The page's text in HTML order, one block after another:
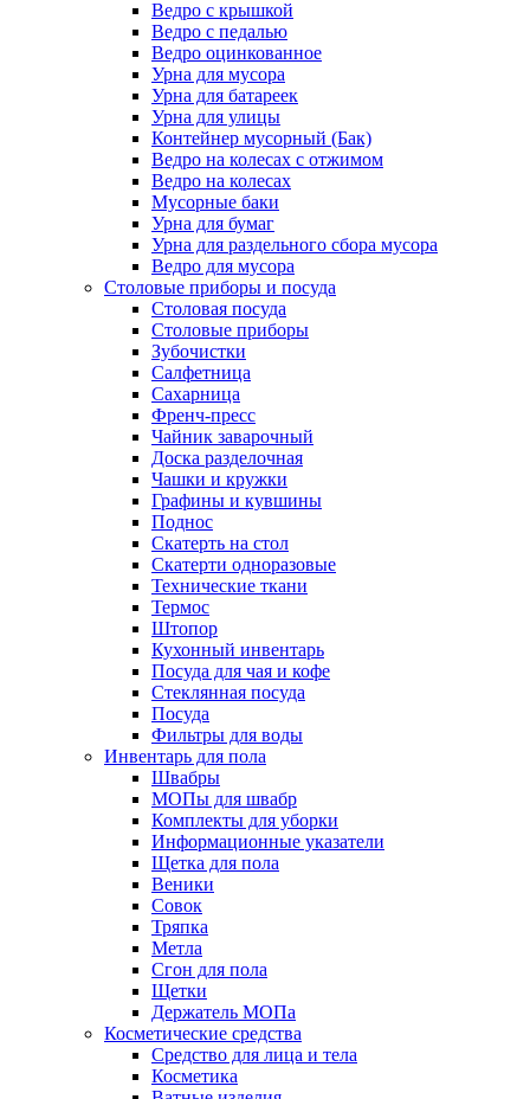
Ведро с крышкой
Ведро с педалью
Ведро оцинкованное
Урна для мусора
Урна для батареек
Урна для улицы
Контейнер мусорный (Бак)
Ведро на колесах с отжимом
Ведро на колесах
Мусорные баки
Урна для бумаг
Урна для раздельного сбора мусора
Ведро для мусора
Столовые приборы и посуда
Столовая посуда
Столовые приборы
Зубочистки
Салфетница
Сахарница
Френч-пресс
Чайник заварочный
Доска разделочная
Чашки и кружки
Графины и кувшины
Поднос
Скатерть на стол
Скатерти одноразовые
Технические ткани
Термос
Штопор
Кухонный инвентарь
Посуда для чая и кофе
Стеклянная посуда
Посуда
Фильтры для воды
Инвентарь для пола
Швабры
МОПы для швабр
Комплекты для уборки
Информационные указатели
Щетка для пола
Веники
Совок
Тряпка
Метла
Сгон для пола
Щетки
Держатель МОПа
Косметические средства
Средство для лица и тела
Косметика